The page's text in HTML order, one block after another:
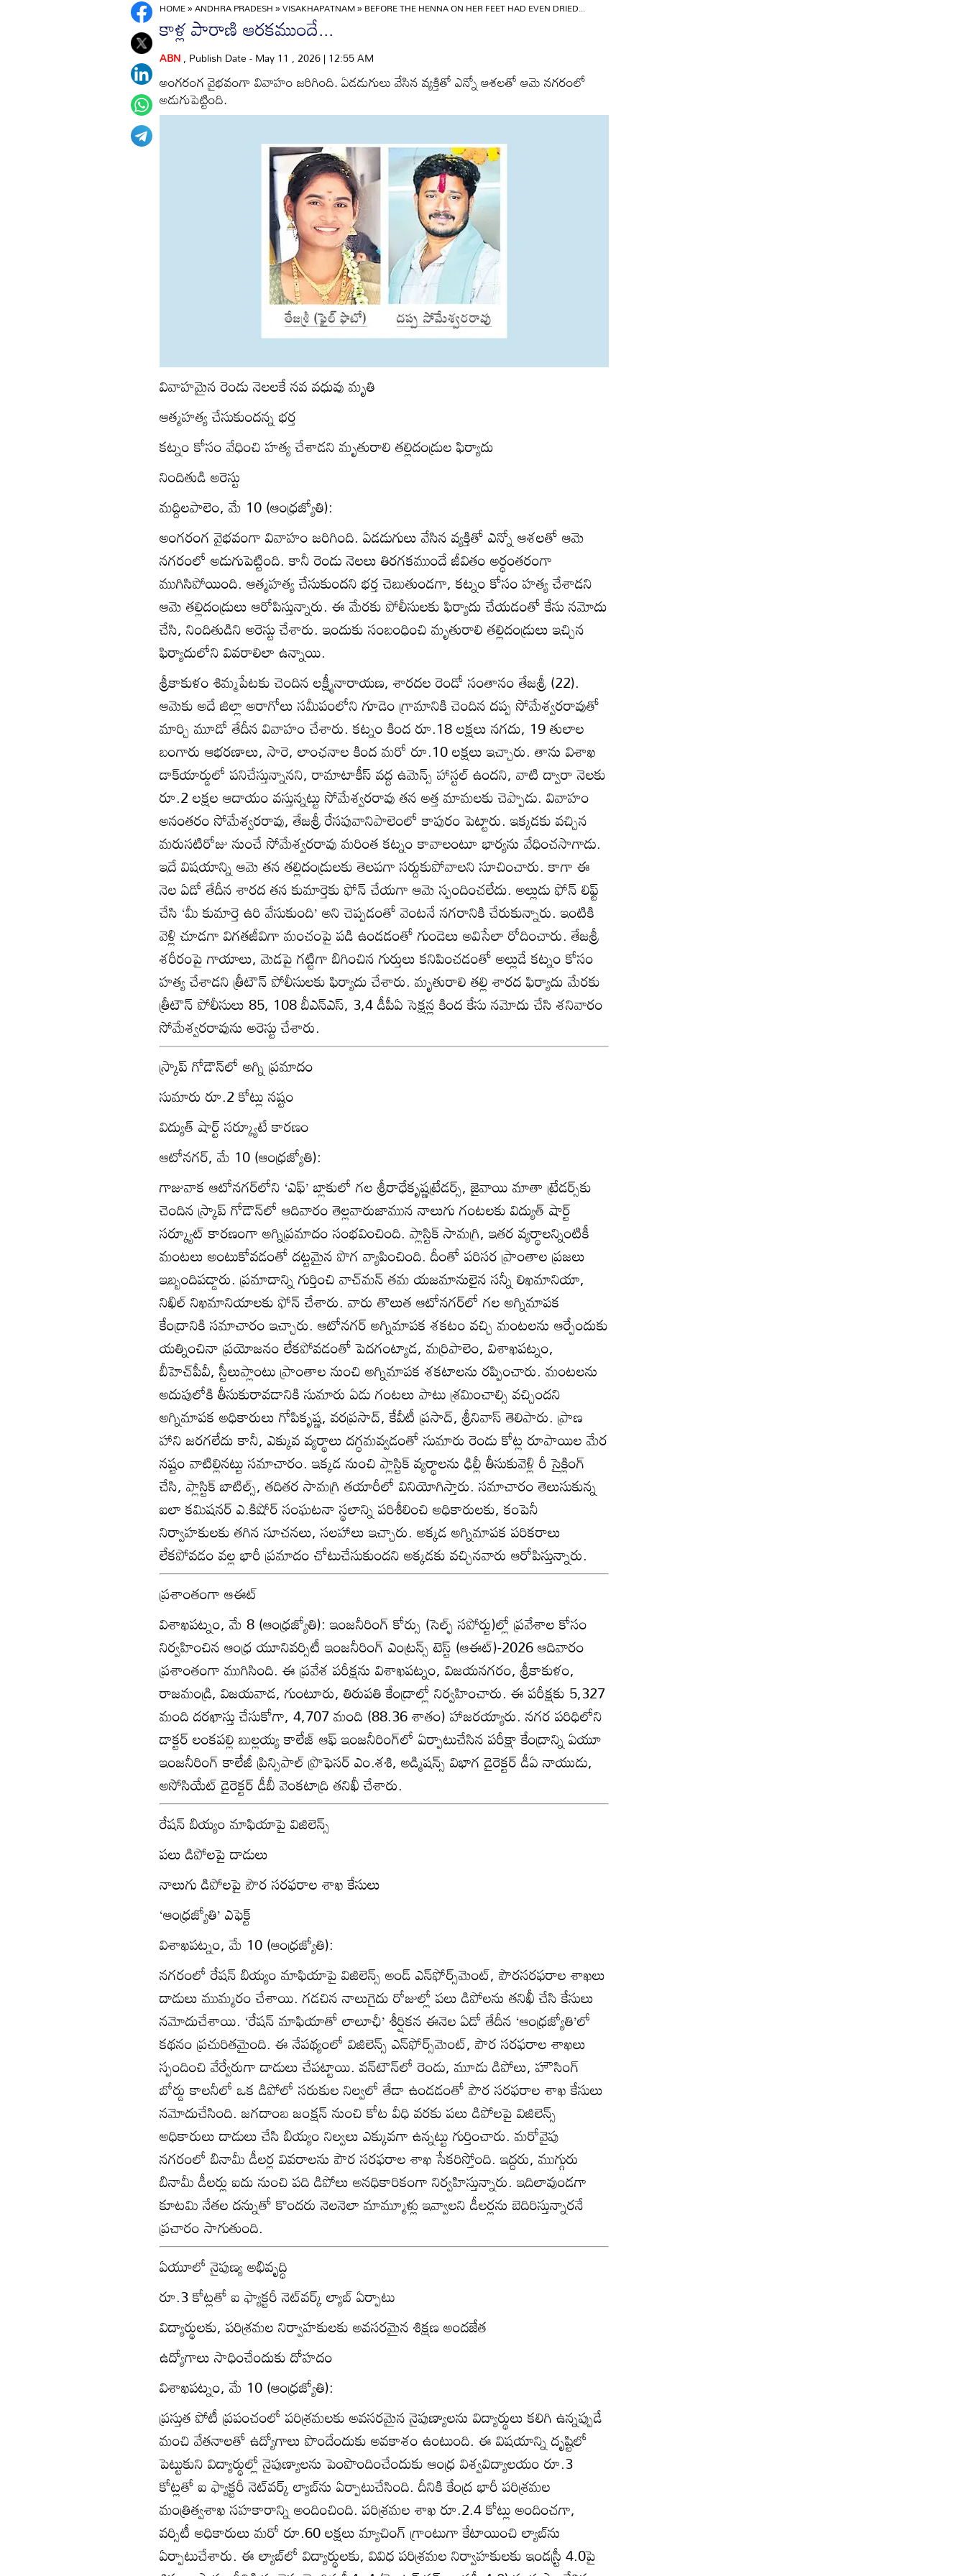
HOME»ANDHRA PRADESH»VISAKHAPATNAM»BEFORE THE HENNA ON HER FEET HAD EVEN DRIED...
కాళ్ల పారాణి ఆరకముందే...
ABN, Publish Date - May 11 , 2026 | 12:55 AM
అంగరంగ వైభవంగా వివాహం జరిగింది. ఏడడుగులు వేసిన వ్యక్తితో ఎన్నో ఆశలతో ఆమె నగరంలో
అడుగుపెట్టింది.
వివాహమైన రెండు నెలలకే నవ వధువు మృతి
ఆత్మహత్య చేసుకుందన్న భర్త
కట్నం కోసం వేధించి హత్య చేశాడని మృతురాలి తల్లిదండ్రుల ఫిర్యాదు
నిందితుడి అరెస్టు
మద్దిలపాలెం, మే 10 (ఆంధ్రజ్యోతి):
అంగరంగ వైభవంగా వివాహం జరిగింది. ఏడడుగులు వేసిన వ్యక్తితో ఎన్నో ఆశలతో ఆమె
నగరంలో అడుగుపెట్టింది. కానీ రెండు నెలలు తిరగకముందే జీవితం అర్ధంతరంగా
ముగిసిపోయింది. ఆత్మహత్య చేసుకుందని భర్త చెబుతుండగా, కట్నం కోసం హత్య చేశాడని
ఆమె తల్లిదండ్రులు ఆరోపిస్తున్నారు. ఈ మేరకు పోలీసులకు ఫిర్యాదు చేయడంతో కేసు నమోదు
చేసి, నిందితుడిని అరెస్టు చేశారు. ఇందుకు సంబంధించి మృతురాలి తల్లిదండ్రులు ఇచ్చిన
ఫిర్యాదులోని వివరాలిలా ఉన్నాయి.
శ్రీకాకుళం శిమ్మపేటకు చెందిన లక్ష్మీనారాయణ, శారదల రెండో సంతానం తేజశ్రీ (22).
ఆమెకు అదే జిల్లా అరాగోలు సమీపంలోని గూడెం గ్రామానికి చెందిన దప్ప సోమేశ్వరరావుతో
మార్చి మూడో తేదీన వివాహం చేశారు. కట్నం కింద రూ.18 లక్షలు నగదు, 19 తులాల
బంగారు ఆభరణాలు, సారె, లాంఛనాల కింద మరో రూ.10 లక్షలు ఇచ్చారు. తాను విశాఖ
డాక్‌యార్డులో పనిచేస్తున్నానని, రామాటాకీస్‌ వద్ద ఉమెన్స్‌ హాస్టల్‌ ఉందని, వాటి ద్వారా నెలకు
రూ.2 లక్షల ఆదాయం వస్తున్నట్టు సోమేశ్వరరావు తన అత్త మామలకు చెప్పాడు. వివాహం
అనంతరం సోమేశ్వరరావు, తేజశ్రీ రేసపువానిపాలెంలో కాపురం పెట్టారు. ఇక్కడకు వచ్చిన
మరుసటిరోజు నుంచే సోమేశ్వరరావు మరింత కట్నం కావాలంటూ భార్యను వేధించసాగాడు.
ఇదే విషయాన్ని ఆమె తన తల్లిదండ్రులకు తెలపగా సర్దుకుపోవాలని సూచించారు. కాగా ఈ
నెల ఏడో తేదీన శారద తన కుమార్తెకు ఫోన్‌ చేయగా ఆమె స్పందించలేదు. అల్లుడు ఫోన్‌ లిఫ్ట్‌
చేసి ‘మీ కుమార్తె ఉరి వేసుకుంది’ అని చెప్పడంతో వెంటనే నగరానికి చేరుకున్నారు. ఇంటికి
వెళ్లి చూడగా విగతజీవిగా మంచంపై పడి ఉండడంతో గుండెలు అవిసేలా రోదించారు. తేజశ్రీ
శరీరంపై గాయాలు, మెడపై గట్టిగా బిగించిన గుర్తులు కనిపించడంతో అల్లుడే కట్నం కోసం
హత్య చేశాడని త్రీటౌన్‌ పోలీసులకు ఫిర్యాదు చేశారు. మృతురాలి తల్లి శారద ఫిర్యాదు మేరకు
త్రీటౌన్‌ పోలీసులు 85, 108 బీఎన్‌ఎస్‌, 3,4 డీపీఏ సెక్షన్ల కింద కేసు నమోదు చేసి శనివారం
సోమేశ్వరరావును అరెస్టు చేశారు.
స్ర్కాప్‌ గోడౌన్‌లో అగ్ని ప్రమాదం
సుమారు రూ.2 కోట్లు నష్టం
విద్యుత్‌ షార్ట్‌ సర్క్యూటే కారణం
ఆటోనగర్‌, మే 10 (ఆంధ్రజ్యోతి):
గాజువాక ఆటోనగర్‌లోని ‘ఎఫ్‌’ బ్లాకులో గల శ్రీరాధేకృష్ణట్రేడర్స్‌, జైవాయి మాతా ట్రేడర్స్‌కు
చెందిన స్ర్కాప్‌ గోడౌన్‌లో ఆదివారం తెల్లవారుజామున నాలుగు గంటలకు విద్యుత్‌ షార్ట్‌
సర్క్యూట్‌ కారణంగా అగ్నిప్రమాదం సంభవించింది. ప్లాస్టిక్‌ సామగ్రి, ఇతర వ్యర్థాలన్నింటికీ
మంటలు అంటుకోవడంతో దట్టమైన పొగ వ్యాపించింది. దీంతో పరిసర ప్రాంతాల ప్రజలు
ఇబ్బందిపడ్డారు. ప్రమాదాన్ని గుర్తించి వాచ్‌మన్‌ తమ యజమానులైన సన్నీ లిఖమానియా,
నిఖిల్‌ నిఖమానియాలకు ఫోన్‌ చేశారు. వారు తొలుత ఆటోనగర్‌లో గల అగ్నిమాపక
కేంద్రానికి సమాచారం ఇచ్చారు. ఆటోనగర్‌ అగ్నిమాపక శకటం వచ్చి మంటలను ఆర్పేందుకు
యత్నించినా ప్రయోజనం లేకపోవడంతో పెదగంట్యాడ, మర్రిపాలెం, విశాఖపట్నం,
బీహెచ్‌పీవీ, స్టీలుప్లాంటు ప్రాంతాల నుంచి అగ్నిమాపక శకటాలను రప్పించారు. మంటలను
అదుపులోకి తీసుకురావడానికి సుమారు ఏడు గంటలు పాటు శ్రమించాల్సి వచ్చిందని
అగ్నిమాపక అధికారులు గోపికృష్ణ, వరప్రసాద్‌, కేవీటీ ప్రసాద్‌, శ్రీనివాస్‌ తెలిపారు. ప్రాణ
హాని జరగలేదు కానీ, ఎక్కువ వ్యర్థాలు దగ్ధమవ్వడంతో సుమారు రెండు కోట్ల రూపాయిల మేర
నష్టం వాటిల్లినట్టు సమాచారం. ఇక్కడ నుంచి ప్లాస్టిక్‌ వ్యర్థాలను ఢిల్లీ తీసుకువెళ్లి రీ సైక్లింగ్‌
చేసి, ప్లాస్టిక్‌ బాటిల్స్‌, తదితర సామగ్రి తయారీలో వినియోగిస్తారు. సమాచారం తెలుసుకున్న
ఐలా కమిషనర్‌ ఎ.కిషోర్‌ సంఘటనా స్థలాన్ని పరిశీలించి అధికారులకు, కంపెనీ
నిర్వాహకులకు తగిన సూచనలు, సలహాలు ఇచ్చారు. అక్కడ అగ్నిమాపక పరికరాలు
లేకపోవడం వల్ల భారీ ప్రమాదం చోటుచేసుకుందని అక్కడకు వచ్చినవారు ఆరోపిస్తున్నారు.
ప్రశాంతంగా ఆఈట్‌
విశాఖపట్నం, మే 8 (ఆంధ్రజ్యోతి): ఇంజనీరింగ్‌ కోర్సు (సెల్ఫ్‌ సపోర్టు)ల్లో ప్రవేశాల కోసం
నిర్వహించిన ఆంధ్ర యూనివర్సిటీ ఇంజనీరింగ్‌ ఎంట్రన్స్‌ టెస్ట్‌ (ఆఈట్‌)-2026 ఆదివారం
ప్రశాంతంగా ముగిసింది. ఈ ప్రవేశ పరీక్షను విశాఖపట్నం, విజయనగరం, శ్రీకాకుళం,
రాజమండ్రి, విజయవాడ, గుంటూరు, తిరుపతి కేంద్రాల్లో నిర్వహించారు. ఈ పరీక్షకు 5,327
మంది దరఖాస్తు చేసుకోగా, 4,707 మంది (88.36 శాతం) హాజరయ్యారు. నగర పరిధిలోని
డాక్టర్‌ లంకపల్లి బుల్లయ్య కాలేజ్‌ ఆఫ్‌ ఇంజనీరింగ్‌లో ఏర్పాటుచేసిన పరీక్షా కేంద్రాన్ని ఏయూ
ఇంజనీరింగ్‌ కాలేజీ ప్రిన్సిపాల్‌ ప్రొఫెసర్‌ ఎం.శశి, అడ్మిషన్స్‌ విభాగ డైరెక్టర్‌ డీఏ నాయుడు,
అసోసియేట్‌ డైరెక్టర్‌ డీబీ వెంకటాద్రి తనిఖీ చేశారు.
రేషన్‌ బియ్యం మాఫియాపై విజిలెన్స్‌
పలు డిపోలపై దాడులు
నాలుగు డిపోలపై పౌర సరఫరాల శాఖ కేసులు
‘ఆంధ్రజ్యోతి’ ఎఫెక్ట్‌
విశాఖపట్నం, మే 10 (ఆంధ్రజ్యోతి):
నగరంలో రేషన్‌ బియ్యం మాఫియాపై విజిలెన్స్‌ అండ్‌ ఎన్‌ఫోర్స్‌మెంట్‌, పౌరసరఫరాల శాఖలు
దాడులు ముమ్మరం చేశాయి. గడచిన నాలుగైదు రోజుల్లో పలు డిపోలను తనిఖీ చేసి కేసులు
నమోదుచేశాయి. ‘రేషన్‌ మాఫియాతో లాలూఛీ’ శీర్షికన ఈనెల ఏడో తేదీన ‘ఆంధ్రజ్యోతి’లో
కథనం ప్రచురితమైంది. ఈ నేపథ్యంలో విజిలెన్స్‌ ఎన్‌ఫోర్స్‌మెంట్‌, పౌర సరఫరాల శాఖలు
స్పందించి వేర్వేరుగా దాడులు చేపట్టాయి. వన్‌టౌన్‌లో రెండు, మూడు డిపోలు, హౌసింగ్‌
బోర్డు కాలనీలో ఒక డిపోలో సరుకుల నిల్వలో తేడా ఉండడంతో పౌర సరఫరాల శాఖ కేసులు
నమోదుచేసింది. జగదాంబ జంక్షన్‌ నుంచి కోట వీధి వరకు పలు డిపోలపై విజిలెన్స్‌
అధికారులు దాడులు చేసి బియ్యం నిల్వలు ఎక్కువగా ఉన్నట్టు గుర్తించారు. మరోవైపు
నగరంలో బినామీ డీలర్ల వివరాలను పౌర సరఫరాల శాఖ సేకరిస్తోంది. ఇద్దరు, ముగ్గురు
బినామీ డీలర్లు ఐదు నుంచి పది డిపోలు అనధికారికంగా నిర్వహిస్తున్నారు. ఇదిలావుండగా
కూటమి నేతల దన్నుతో కొందరు నెలనెలా మామ్మూళ్లు ఇవ్వాలని డీలర్లను బెదిరిస్తున్నారనే
ప్రచారం సాగుతుంది.
ఏయూలో నైపుణ్య అభివృద్ధి
రూ.3 కోట్లతో ఐ ఫ్యాక్టరీ నెట్‌వర్క్‌ ల్యాబ్‌ ఏర్పాటు
విద్యార్థులకు, పరిశ్రమల నిర్వాహకులకు అవసరమైన శిక్షణ అందజేత
ఉద్యోగాలు సాధించేందుకు దోహదం
విశాఖపట్నం, మే 10 (ఆంధ్రజ్యోతి):
ప్రస్తుత పోటీ ప్రపంచంలో పరిశ్రమలకు అవసరమైన నైపుణ్యాలను విద్యార్థులు కలిగి ఉన్నప్పుడే
మంచి వేతనాలతో ఉద్యోగాలు పొందేందుకు అవకాశం ఉంటుంది. ఈ విషయాన్ని దృష్టిలో
పెట్టుకుని విద్యార్థుల్లో నైపుణ్యాలను పెంపొందించేందుకు ఆంధ్ర విశ్వవిద్యాలయం రూ.3
కోట్లతో ఐ ఫ్యాక్టరీ నెట్‌వర్క్‌ ల్యాబ్‌ను ఏర్పాటుచేసింది. దీనికి కేంద్ర భారీ పరిశ్రమల
మంత్రిత్వశాఖ సహకారాన్ని అందించింది. పరిశ్రమల శాఖ రూ.2.4 కోట్లు అందించగా,
వర్సిటీ అధికారులు మరో రూ.60 లక్షలు మ్యాచింగ్‌ గ్రాంటుగా కేటాయించి ల్యాబ్‌ను
ఏర్పాటుచేశారు. ఈ ల్యాబ్‌లో విద్యార్థులకు, వివిధ పరిశ్రమల నిర్వాహకులకు ఇండస్ర్టీ 4.0పై